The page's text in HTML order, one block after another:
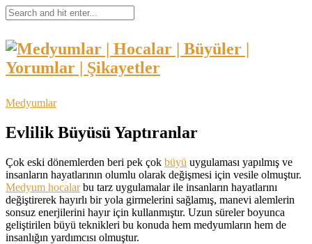
Medyumlar
Evlilik Büyüsü Yaptıranlar
Çok eski dönemlerden beri pek çok büyü uygulaması yapılmış ve
insanların hayatlarının olumlu olarak değişmesi için vesile olmuştur.
Medyum hocalarbu tarz uygulamalar ile insanların hayatlarını
değiştirerek hayırlı bir yola girmelerini sağlamış, manevi alemlerin
sonsuz enerjilerini hayır için kullanmıştır. Uzun süreler boyunca
geliştirilen büyü teknikleri bu konuda hem medyumların hem de
insanlığın yardımcısı olmuştur.